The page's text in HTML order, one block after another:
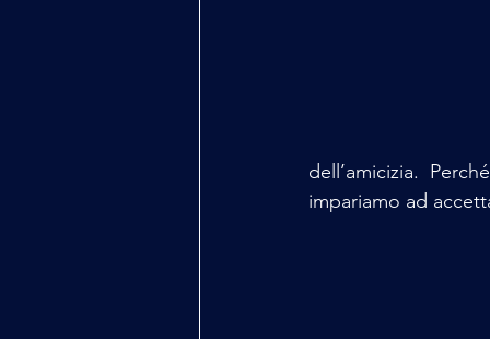
dell’amicizia.
impariamo ad